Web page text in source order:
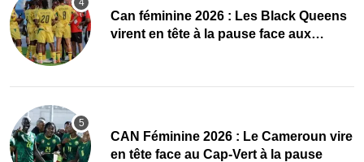
‎Can féminine 2026 : Les Black Queens
virent en tête à la pause face aux
CAN Féminine 2026 : Le Cameroun vire
en tête face au Cap-Vert à la pause